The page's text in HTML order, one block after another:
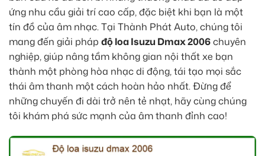
ứng nhu cầu giải trí cao cấp, đặc biệt khi bạn là một
tín đồ của âm nhạc. Tại Thành Phát Auto, chúng tôi
mang đến giải pháp độ loa Isuzu Dmax 2006chuyên
nghiệp, giúp nâng tầm không gian nội thất xe bạn
thành một phòng hòa nhạc di động, tái tạo mọi sắc
thái âm thanh một cách hoàn hảo nhất. Đừng để
những chuyến đi dài trở nên tẻ nhạt, hãy cùng chúng
tôi khám phá sức mạnh của âm thanh đỉnh cao!